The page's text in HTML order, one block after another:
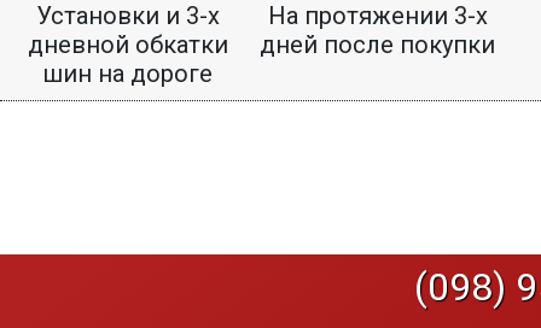
Установки и 3-х
дневной обкатки
шин на дороге
На протяжении 3-х
дней после покупки
(098)